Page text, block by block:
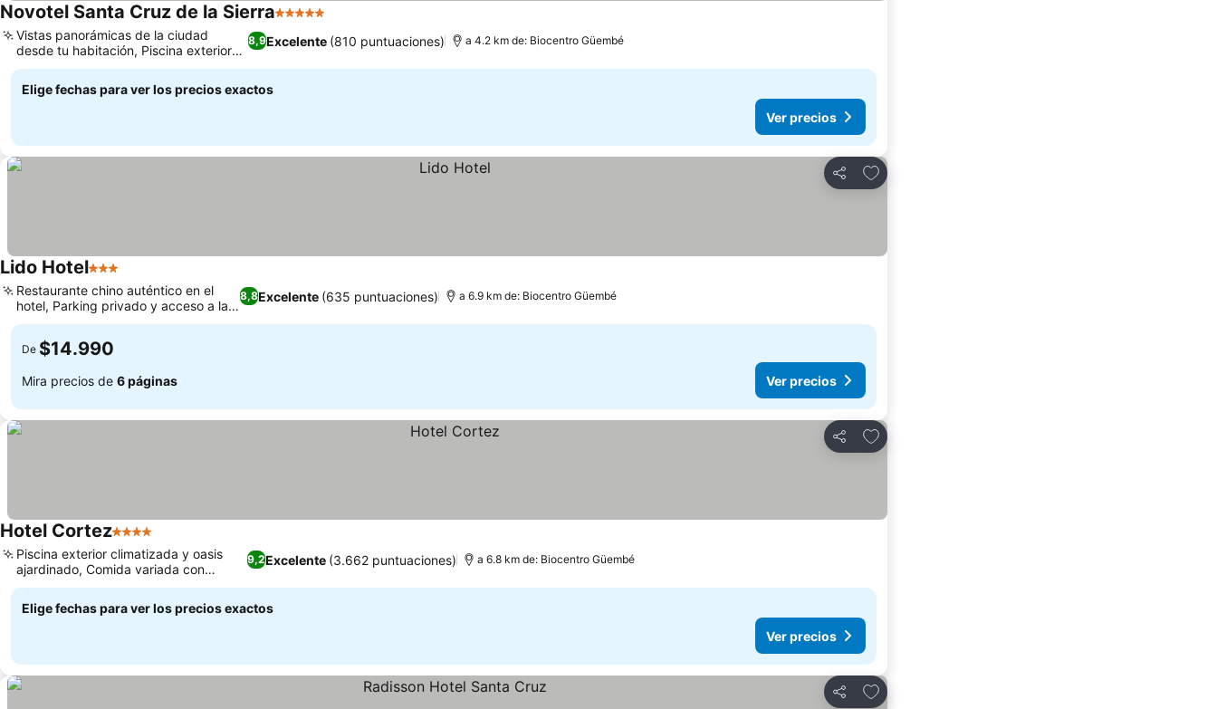
Novotel Santa Cruz de la Sierra5 Estrellas
8,9Excelente (810 puntuaciones)
Vistas panorámicas de la ciudad
desde tu habitación, Piscina exterior
estilo playa
a 4.2 km de: Biocentro Güembé
Elige fechas para ver los precios exactos
Ver precios
Compartir
Agregar a favoritos
Lido Hotel3 Estrellas
8,8Excelente (635 puntuaciones)
Restaurante chino auténtico en el
hotel, Parking privado y acceso a la
terraza
a 6.9 km de: Biocentro Güembé
De $14.990
Mira precios de 6 páginas Ver precios
Compartir
Agregar a favoritos
Hotel Cortez4 Estrellas
9,2Excelente (3.662 puntuaciones)
Piscina exterior climatizada y oasis
ajardinado, Comida variada con
sabores locales
a 6.8 km de: Biocentro Güembé
Elige fechas para ver los precios exactos
Ver precios
Compartir
Agregar a favoritos